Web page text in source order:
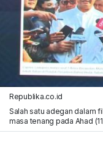
Republika.co.id
Salah satu adegan dalam
masa tenang pada Ahad